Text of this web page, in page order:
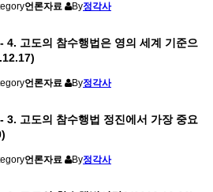
언론자료 By정각사
4. 고도의 참수행법은 영의 세계 기준으
언론자료 By정각사
3. 고도의 참수행법 정진에서 가장 중요
언론자료 By정각사